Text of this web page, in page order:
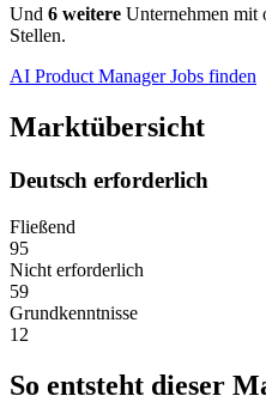
Und 6 weitere Unternehmen mit
Stellen.
AI Product Manager Jobs finden
Marktübersicht
Deutsch erforderlich
Fließend
95
Nicht erforderlich
59
Grundkenntnisse
12
So entsteht dieser